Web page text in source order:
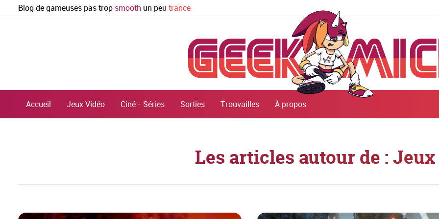
Blog de gameuses pas trop smooth un peu trance
Accueil Jeux Vidéo Ciné - Séries Sorties Trouvailles À propos
Les articles autour de : Jeux